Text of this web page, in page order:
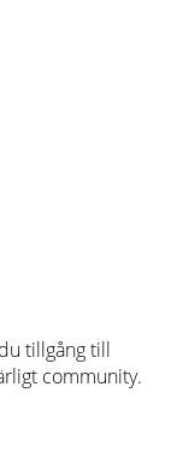
tillgång till
community.